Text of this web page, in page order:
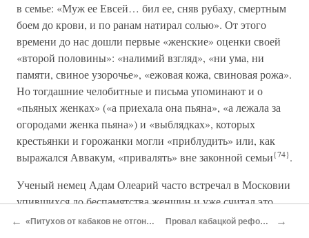
в семье: «Муж ее Евсей… бил ее, сняв рубаху, смертным
боем до крови, и по ранам натирал солью». От этого
времени до нас дошли первые «женские» оценки своей
«второй половины»: «налимий взгляд», «ни ума, ни
памяти, свиное узорочье», «ежовая кожа, свиновая рожа».
Но тогдашние челобитные и письма упоминают и о
«пьяных женках» («а приехала она пьяна», «а лежала за
огородами женка пьяна») и «выблядках», которых
крестьянки и горожанки могли «приблудить» или, как
выражался Аввакум, «привалять» вне законной семьи{74}.
Ученый немец Адам Олеарий часто встречал в Московии
упившихся до беспамятства женщин и уже считал это
«обыденным». Но и в отечественном рукописном
← «Питухов от кабаков не отгонять» Провал кабацкой реформы →